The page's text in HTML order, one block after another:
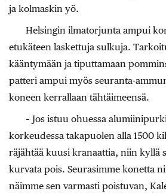
ja kolmaskin yö.
Helsingin ilmatorjunta ampui
etukäteen laskettuja sulkuja.
kääntymään ja tiputtamaan
patteri ampui myös seuranta-
koneen kerrallaan tähtäimeensä.
– Jos istuu ohuessa
korkeudessa takapuolen alla 1500
räjähtää kuusi kranaattia, niin kyllä
kurvata pois. Seurasimme konetta
näimme sen varmasti poistuvan,